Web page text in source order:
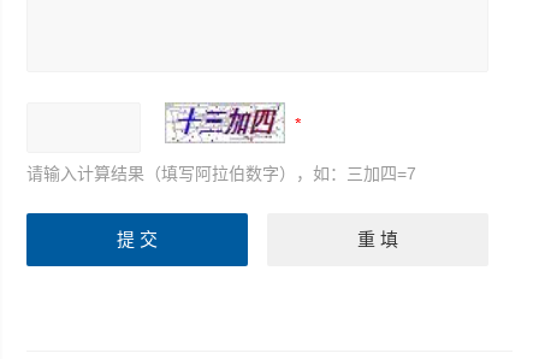
请输入计算结果（填写阿拉伯数字），如：三加四=7